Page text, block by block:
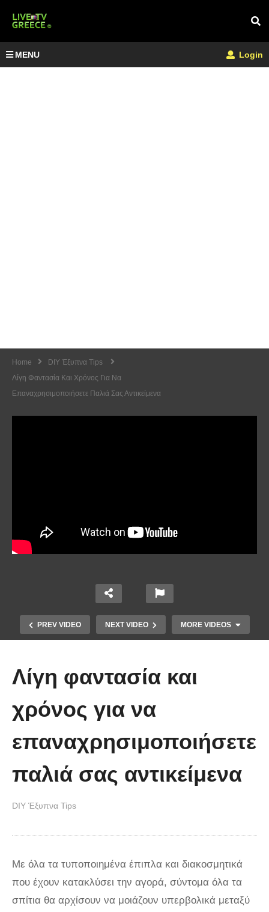
MENU Login
Home
DIY Έξυπνα Tips
Λίγη Φαντασία Και Χρόνος Για Να
Επαναχρησιμοποιήσετε Παλιά Σας Αντικείμενα
PREV VIDEO NEXT VIDEO MORE VIDEOS
λουλούδια στο βάζο.
Λίγη φαντασία και
χρόνος για να
επαναχρησιμοποιήσετε
παλιά σας αντικείμενα
DIY Έξυπνα Tips
Με όλα τα τυποποιημένα έπιπλα και διακοσμητικά
που έχουν κατακλύσει την αγορά, σύντομα όλα τα
σπίτια θα αρχίσουν να μοιάζουν υπερβολικά μεταξύ